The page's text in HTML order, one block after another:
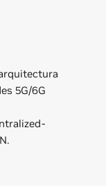
5G/6G